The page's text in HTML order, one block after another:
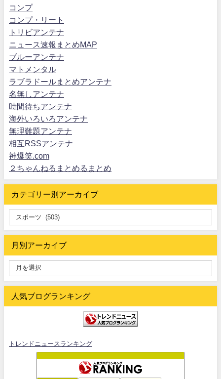
コンプ
コンプ・リート
トリビアンテナ
ニュース速報まとめMAP
ブルーアンテナ
マトメンタル
ラブラドールまとめアンテナ
名無しアンテナ
時間待ちアンテナ
海外いろいろアンテナ
無理難題アンテナ
相互RSSアンテナ
神爆笑.com
２ちゃんねるまとめるまとめ
カテゴリー別アーカイブ
月別アーカイブ
人気ブログランキング
トレンドニュースランキング